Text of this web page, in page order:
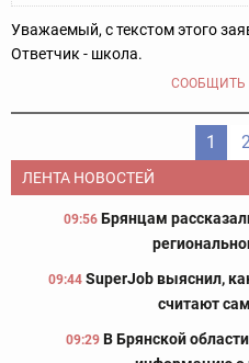
Уважаемый, с текстом этого
Ответчик - школа.
СООБЩИТЬ
1 2
ЛЕНТА НОВОСТЕЙ
09:56 Брянцам
09:44 SuperJob выяснил,
считают
09:29 В Брянской